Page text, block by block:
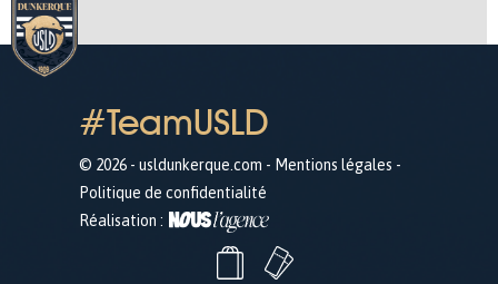
#TeamUSLD
© 2026 - usldunkerque.com - Mentions légales -
Politique de confidentialité
Réalisation :